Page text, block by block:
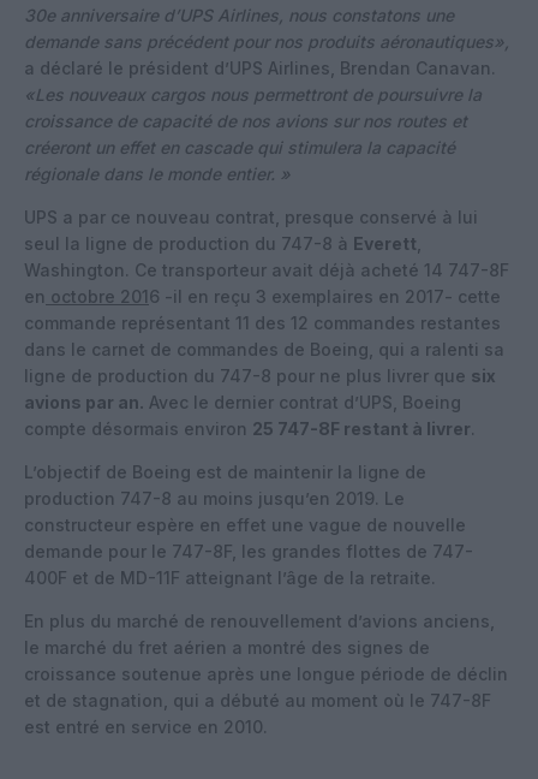
30e anniversaire d’UPS Airlines, nous constatons une
demande sans précédent pour nos produits aéronautiques»,
a déclaré le président d’UPS Airlines, Brendan Canavan.
«Les nouveaux cargos nous permettront de poursuivre la
croissance de capacité de nos avions sur nos routes et
créeront un effet en cascade qui stimulera la capacité
régionale dans le monde entier. »
UPS a par ce nouveau contrat, presque conservé à lui
seul la ligne de production du 747-8 à Everett
Washington. Ce transporteur avait déjà acheté 14 747-8F
en octobre 2016 -il en reçu 3 exemplaires en 2017- cette
commande représentant 11 des 12 commandes restantes
dans le carnet de commandes de Boeing, qui a ralenti sa
ligne de production du 747-8 pour ne plus livrer que six
avions par an. Avec le dernier contrat d’UPS, Boeing
compte désormais environ 25 747-8F restant à livrer.
L’objectif de Boeing est de maintenir la ligne de
production 747-8 au moins jusqu’en 2019. Le
constructeur espère en effet une vague de nouvelle
demande pour le 747-8F, les grandes flottes de 747-
400F et de MD-11F atteignant l’âge de la retraite.
En plus du marché de renouvellement d’avions anciens,
le marché du fret aérien a montré des signes de
croissance soutenue après une longue période de déclin
et de stagnation, qui a débuté au moment où le 747-8F
est entré en service en 2010.